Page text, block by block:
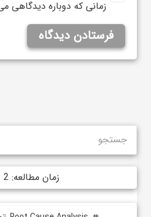
زمانی که دوباره دیدگاهی
فرستادن دیدگاه
زمان مطالعه: 2